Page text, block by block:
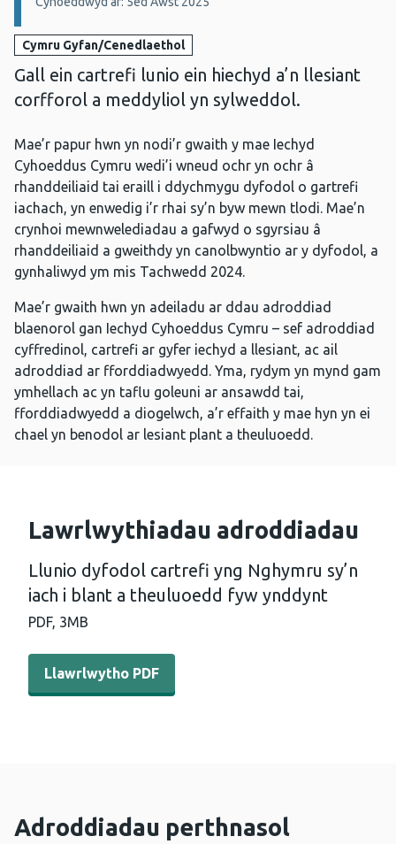
Cymru Gyfan/Cenedlaethol
Gall ein cartrefi lunio ein hiechyd a’n llesiant
corfforol a meddyliol yn sylweddol.
Mae’r papur hwn yn nodi’r gwaith y mae Iechyd
Cyhoeddus Cymru wedi’i wneud ochr yn ochr â
rhanddeiliaid tai eraill i ddychmygu dyfodol o gartrefi
iachach, yn enwedig i’r rhai sy’n byw mewn tlodi. Mae’n
crynhoi mewnwelediadau a gafwyd o sgyrsiau â
rhanddeiliaid a gweithdy yn canolbwyntio ar y dyfodol, a
gynhaliwyd ym mis Tachwedd 2024.
Mae’r gwaith hwn yn adeiladu ar ddau adroddiad
blaenorol gan Iechyd Cyhoeddus Cymru – sef adroddiad
cyffredinol, cartrefi ar gyfer iechyd a llesiant, ac ail
adroddiad ar fforddiadwyedd. Yma, rydym yn mynd gam
ymhellach ac yn taflu goleuni ar ansawdd tai,
fforddiadwyedd a diogelwch, a’r effaith y mae hyn yn ei
chael yn benodol ar lesiant plant a theuluoedd.
Lawrlwythiadau adroddiadau
Llunio dyfodol cartrefi yng Nghymru sy’n
iach i blant a theuluoedd fyw ynddynt
PDF, 3MB
Llawrlwytho PDF - Llunio dyfodol cartrefi yng Nghymru
Llawrlwytho PDF
Adroddiadau perthnasol